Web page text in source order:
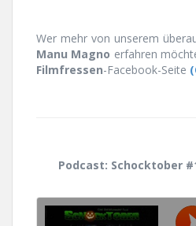
Wer mehr von unserem
Manu Magno erfahren
Filmfressen-Facebook-Seite
Podcast: Schocktober